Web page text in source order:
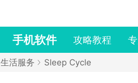
手机软件 攻略教程
生活服务 Sleep Cycle